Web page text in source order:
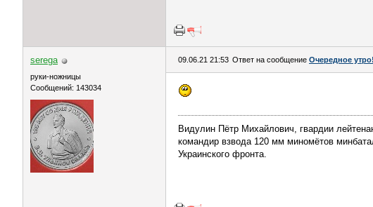
serega
руки-ножницы
Сообщений: 143034
09.06.21 21:53 Ответ на сообщение Очередное
Видулин Пётр Михайлович, гвардии
командир взвода 120 мм миномётов
Украинского фронта.